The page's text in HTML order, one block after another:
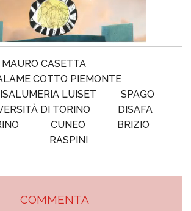
MAURO CASETTA
COTTO PIEMONTE
LUISET
SPAGO
DI TORINO
DISAFA
CUNEO
BRIZIO
RASPINI
COMMENTA